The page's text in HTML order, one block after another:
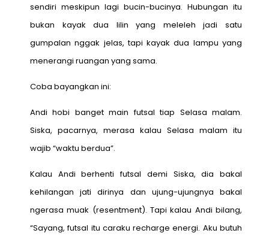
sendiri meskipun lagi bucin-bucinya. Hubungan itu
bukan kayak dua lilin yang meleleh jadi satu
gumpalan nggak jelas, tapi kayak dua lampu yang
menerangi ruangan yang sama.
Coba bayangkan ini:
Andi hobi banget main futsal tiap Selasa malam.
Siska, pacarnya, merasa kalau Selasa malam itu
wajib “waktu berdua”.
Kalau Andi berhenti futsal demi Siska, dia bakal
kehilangan jati dirinya dan ujung-ujungnya bakal
ngerasa muak (resentment). Tapi kalau Andi bilang,
“Sayang, futsal itu caraku recharge energi. Aku butuh